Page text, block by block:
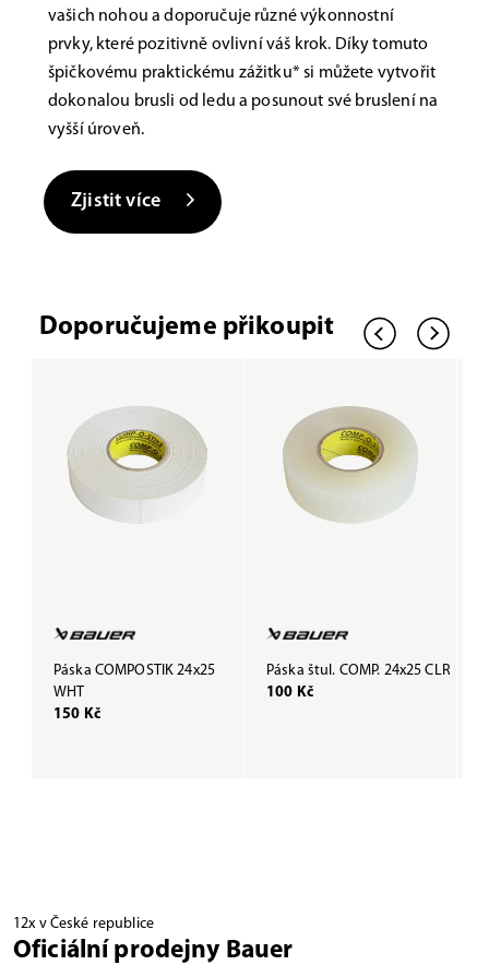
vašich nohou a doporučuje různé výkonnostní
prvky, které pozitivně ovlivní váš krok. Díky tomuto
špičkovému praktickému zážitku* si můžete vytvořit
dokonalou brusli od ledu a posunout své bruslení na
vyšší úroveň.
Zjistit více
Doporučujeme přikoupit
Páska COMPOSTIK 24x25
WHT
150 Kč
Páska štul. COMP. 24x25 CLR
100 Kč
12x v České republice
Oficiální prodejny Bauer